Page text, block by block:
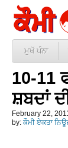
ਮੁਖੱ ਪੰਨਾ
10-11
ਸ਼ਬਦਾਂ
February 22,
by: ਕੌਮੀ ਏਕਤਾ